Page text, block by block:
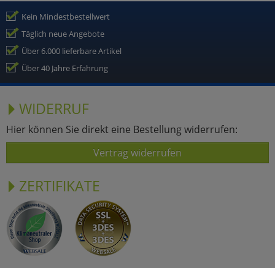
Kein Mindestbestellwert
Täglich neue Angebote
Über 6.000 lieferbare Artikel
Über 40 Jahre Erfahrung
WIDERRUF
Hier können Sie direkt eine Bestellung widerrufen:
Vertrag widerrufen
ZERTIFIKATE